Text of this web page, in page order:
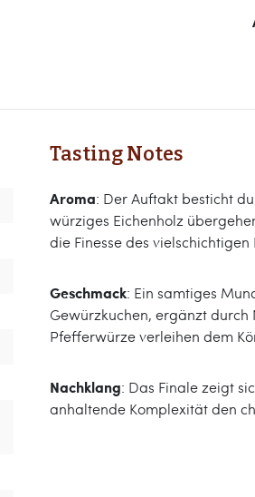
Tasting Notes
Aroma: Der Auftakt besticht
würziges Eichenholz
die Finesse des vielschichtigen
Geschmack: Ein samtiges
Gewürzkuchen, ergänzt
Pfefferwürze verleihen dem
Nachklang: Das Finale zeigt
anhaltende Komplexität den